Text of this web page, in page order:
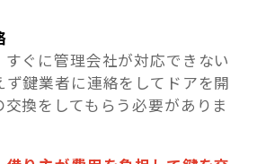
ぐに管理会社が対応できない
ず鍵業者に連絡をしてドアを開
換をしてもらう必要がありま